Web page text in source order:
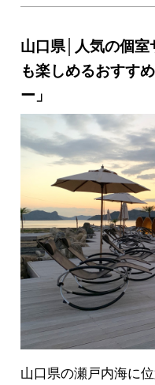
を過ごすことができ
満喫できるコースを
山口県│人気の個室
も楽しめるおすす
ー」
山口県の瀬戸内海に